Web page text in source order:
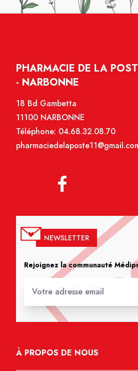
PHARMACIE DE LA
- NARBONNE
18 Bd Gambetta
11100 NARBONNE
Téléphone: 04.68.32.08.70
NEWSLETTER
Rejoignez la communauté
À PROPOS DE NOUS